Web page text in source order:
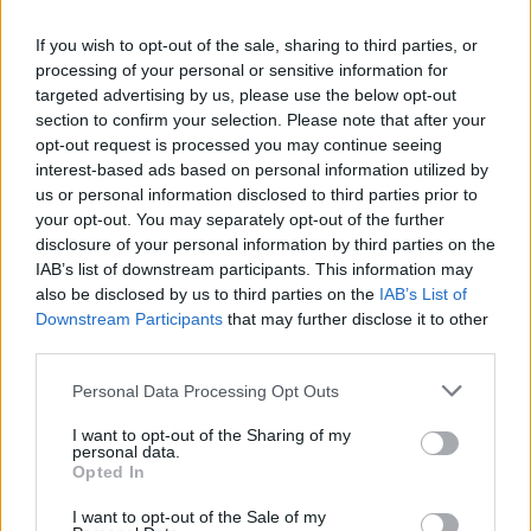
If you wish to opt-out of the sale, sharing to third parties, or
processing of your personal or sensitive information for
targeted advertising by us, please use the below opt-out
section to confirm your selection. Please note that after your
opt-out request is processed you may continue seeing
interest-based ads based on personal information utilized by
us or personal information disclosed to third parties prior to
your opt-out. You may separately opt-out of the further
disclosure of your personal information by third parties on the
IAB’s list of downstream participants. This information may
also be disclosed by us to third parties on the IAB’s List of
Downstream Participants that may further disclose it to other
Personal Data Processing Opt Outs
I want to opt-out of the Sharing of my
personal data.
Opted In
I want to opt-out of the Sale of my
projets sans bien les analyser.
Capricorne
Les influences astrales vous encouragent à faire
preuve de discipline et de rigueur dans vos
démarches. Une opportunité pourrait se présenter
pour avancer concrètement vers vos objectifs. Sur le
plan sentimental, la stabilité pourrait renforcer vos
liens, mais veillez à ne pas négliger la spontanéité.
Prenez soin de vous accorder des moments de
détente pour préserver votre énergie.
Ce jour pourrait stimuler votre créativité et votre
désir d’indépendance. Vous pourriez ressentir une
envie d’innover ou de vous engager dans des projets